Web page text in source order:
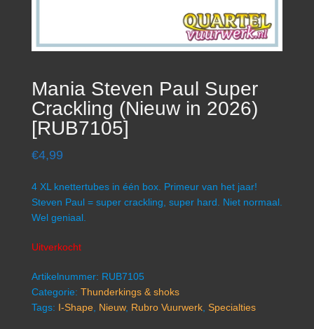
Mania Steven Paul Super
Crackling (Nieuw in 2026)
[RUB7105]
€4,99
4 XL knettertubes in één box. Primeur van het jaar!
Steven Paul = super crackling, super hard. Niet normaal.
Wel geniaal.
Uitverkocht
Artikelnummer: RUB7105
Categorie: Thunderkings & shoks
Tags: I-Shape Nieuw, Rubro Vuurwerk Specialties